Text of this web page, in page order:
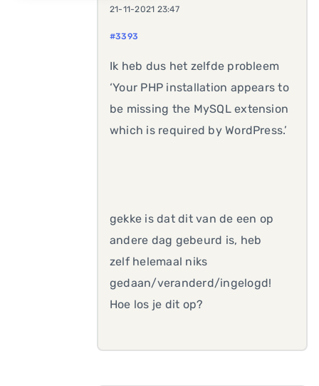
21-11-2021 23:47
#3393
Ik heb dus het zelfde probleem
‘Your PHP installation appears to
be missing the MySQL extension
which is required by WordPress.’
gekke is dat dit van de een op
andere dag gebeurd is, heb
zelf helemaal niks
gedaan/veranderd/ingelogd!
Hoe los je dit op?